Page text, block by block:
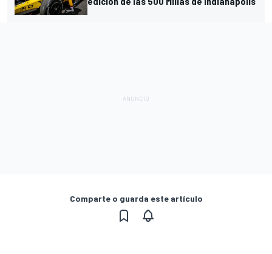
Comparte o guarda este artículo